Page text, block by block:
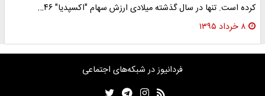
کرده است. تنها در سال گذشته میلادی ارزش سهام "اکسپدیا" ۴۶…
۸ خرداد ۱۳۹۵
فردانیوز در شبکه‌های اجتماعی